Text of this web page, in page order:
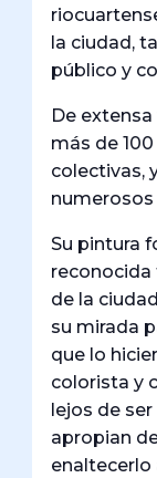
la ciudad,
público y
De
más de
colectivas,
Su pintura
de la
su mirada
que lo
colorista y
lejos de
apropian